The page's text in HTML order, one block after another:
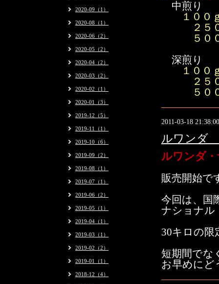
中煎り
１
２５
５００
深煎り
１０
２５０
５０
2011-03-18 21:38:00
ルワンダ
ルワンダ
販売開始で
今回は、国
ナショナル
30キロの限
短期間でな
お早めにど
2020-09（1）
2020-08（1）
2020-06（2）
2020-05（2）
2020-04（2）
2020-03（2）
2020-02（1）
2020-01（3）
2019-12（5）
2019-11（1）
2019-10（6）
2019-09（2）
2019-08（1）
2019-07（1）
2019-06（2）
2019-05（1）
2019-04（1）
2019-03（1）
2019-02（2）
2019-01（1）
2018-12（4）